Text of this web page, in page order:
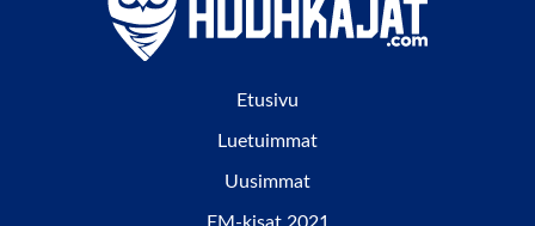
Etusivu
Luetuimmat
Uusimmat